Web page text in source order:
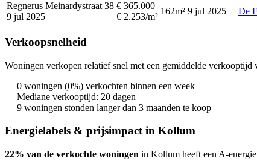
Regnerus Meinardystraat 38
9 jul 2025
€ 365.000
€ 2.253/m²
162m² 9 jul 2025 De
Verkoopsnelheid
Woningen verkopen relatief snel met een gemiddelde
0 woningen (0%) verkochten binnen een week
Mediane verkooptijd: 20 dagen
9 woningen stonden langer dan 3 maanden te koop
Energielabels & prijsimpact in Kollum
22% van de verkochte woningen in Kollum heeft een A-